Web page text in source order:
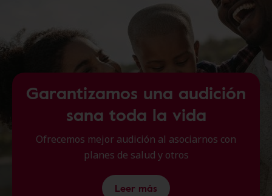
Garantizamos una audición
sana toda la vida
Ofrecemos mejor audición al asociarnos con
planes de salud y otros
Leer más